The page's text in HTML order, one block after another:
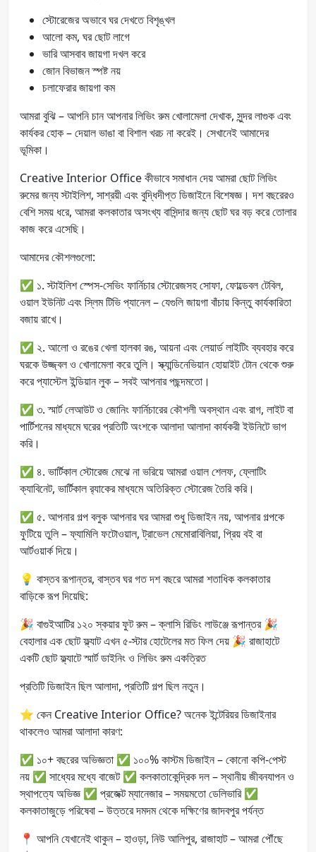
স্টোরেজের অভাবে ঘর দেখতে বিশৃঙ্খল
আলো কম, ঘর ছোট লাগে
ভারি আসবাব জায়গা দখল করে
জোন বিভাজন স্পষ্ট নয়
চলাফেরার জায়গা কম
আমরা বুঝি – আপনি চান আপনার লিভিং রুম খোলামেলা দেখাক, সুন্দর লাগুক এবং
কার্যকর হোক – দেয়াল ভাঙা বা বিশাল খরচ না করেই। সেখানেই আমাদের
ভূমিকা।
Creative Interior Office কীভাবে সমাধান দেয় আমরা ছোট লিভিং
রুমের জন্য স্টাইলিশ, সাশ্রয়ী এবং বুদ্ধিদীপ্ত ডিজাইনে বিশেষজ্ঞ। দশ বছরেরও
বেশি সময় ধরে, আমরা কলকাতার অসংখ্য বাসিন্দার জন্য ছোট ঘর বড় করে তোলার
কাজ করে এসেছি।
আমাদের কৌশলগুলো:
✅ ১. স্টাইলিশ স্পেস-সেভিং ফার্নিচার স্টোরেজসহ সোফা, ফোল্ডেবল টেবিল,
ওয়াল ইউনিট এবং স্লিম টিভি প্যানেল – যেগুলি জায়গা বাঁচায় কিন্তু কার্যকারিতা
বজায় রাখে।
✅ ২. আলো ও রঙের খেলা হালকা রঙ, আয়না এবং লেয়ার্ড লাইটিং ব্যবহার করে
ঘরকে উজ্জ্বল ও খোলামেলা করে তুলি। স্ক্যান্ডিনেভিয়ান হোয়াইট টোন থেকে শুরু
করে প্যাস্টেল ইন্ডিয়ান লুক – সবই আপনার পছন্দমতো।
✅ ৩. স্মার্ট লেআউট ও জোনিং ফার্নিচারের কৌশলী অবস্থান এবং রাগ, লাইট বা
পার্টিশনের মাধ্যমে ঘরের প্রতিটি অংশকে আলাদা আলাদা কার্যকরী ইউনিটে ভাগ
করি।
✅ ৪. ভার্টিকাল স্টোরেজ মেঝে না ভরিয়ে আমরা ওয়াল শেলফ, ফ্লোটিং
ক্যাবিনেট, ভার্টিকাল র‍্যাকের মাধ্যমে অতিরিক্ত স্টোরেজ তৈরি করি।
✅ ৫. আপনার গল্প বলুক আপনার ঘর আমরা শুধু ডিজাইন নয়, আপনার গল্পকে
ফুটিয়ে তুলি – ফ্যামিলি ফটোওয়াল, ট্রাভেল মেমোরাবিলিয়া, প্রিয় বই বা
আর্টওয়ার্ক দিয়ে।
💡 বাস্তব রূপান্তর, বাস্তব ঘর গত দশ বছরে আমরা শতাধিক কলকাতার
বাড়িকে রূপ দিয়েছি:
🎉 বাগুইআটির ১২০ স্কয়ার ফুট রুম – ক্লাসি রিডিং লাউঞ্জে রূপান্তর 🎉
বেহালার এক ছোট ফ্ল্যাট এখন ৫-স্টার হোটেলের মত ফিল দেয় 🎉 রাজাহাটে
একটি ছোট ফ্ল্যাটে স্মার্ট ডাইনিং ও লিভিং রুম একত্রিত
প্রতিটি ডিজাইন ছিল আলাদা, প্রতিটি গল্প ছিল নতুন।
⭐ কেন Creative Interior Office? অনেক ইন্টেরিয়র ডিজাইনার
থাকলেও আমরা আলাদা কারণ:
✅ ১০+ বছরের অভিজ্ঞতা ✅ ১০০% কাস্টম ডিজাইন – কোনো কপি-পেস্ট
নয় ✅ সাধ্যের মধ্যে বাজেট ✅ কলকাতাকেন্দ্রিক দল – স্থানীয় জীবনযাপন ও
স্থাপত্যে অভিজ্ঞ ✅ প্রজেক্ট ম্যানেজার – সময়মতো ডেলিভারি ✅
কলকাতাজুড়ে পরিষেবা – উত্তরে দমদম থেকে দক্ষিণের জাদবপুর পর্যন্ত
📍 আপনি যেখানেই থাকুন – হাওড়া, নিউ আলিপুর, রাজাহাট – আমরা পৌঁছে